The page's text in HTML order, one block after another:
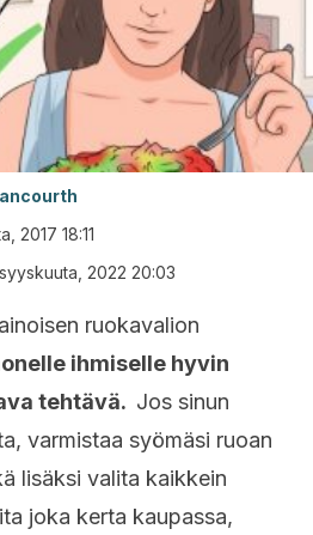
2017 18:11
2022 20:03
ruokavalion
ihmiselle hyvin
tehtävä. Jos sinun
varmistaa syömäsi ruoan
lisäksi valita kaikkein
joka kerta kaupassa,